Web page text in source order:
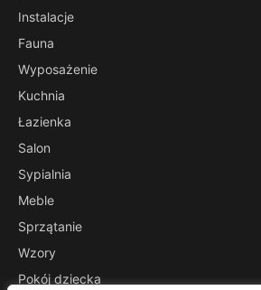
Instalacje
Fauna
Wyposażenie
Kuchnia
Łazienka
Salon
Sypialnia
Meble
Sprzątanie
Wzory
Pokój dziecka